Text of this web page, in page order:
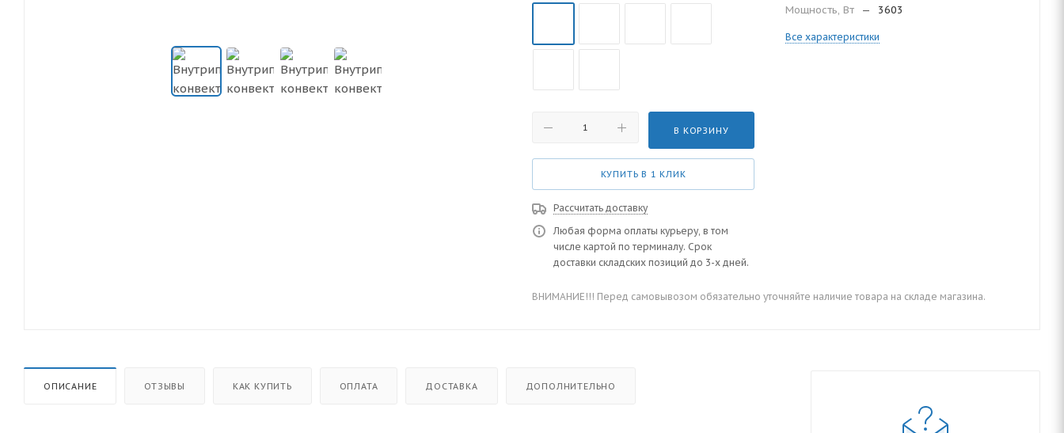
В КОРЗИНУ
КУПИТЬ В 1 КЛИК
Рассчитать доставку
Любая форма оплаты курьеру, в том
числе картой по терминалу. Срок
доставки складских позиций до 3-х дней.
Мощность, Вт
— 3603
Все характеристики
ВНИМАНИЕ!!! Перед самовывозом обязательно уточняйте наличие товара на складе магазина.
ОПИСАНИЕ ОТЗЫВЫ КАК КУПИТЬ ОПЛАТА ДОСТАВКА ДОПОЛНИТЕЛЬНО